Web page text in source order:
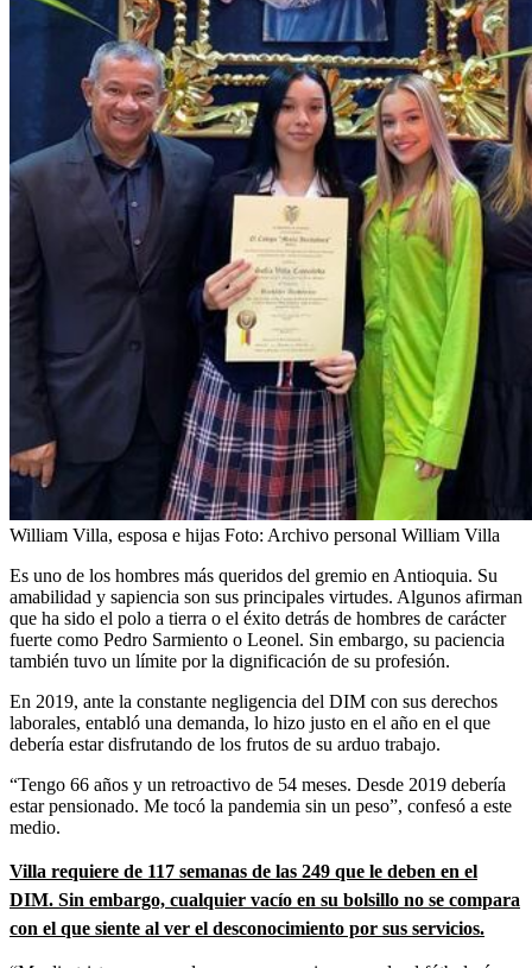
William Villa, esposa e hijas Foto: Archivo personal William Villa
Es uno de los hombres más queridos del gremio en Antioquia. Su
amabilidad y sapiencia son sus principales virtudes. Algunos afirman
que ha sido el polo a tierra o el éxito detrás de hombres de carácter
fuerte como Pedro Sarmiento o Leonel. Sin embargo, su paciencia
también tuvo un límite por la dignificación de su profesión.
En 2019, ante la constante negligencia del DIM con sus derechos
laborales, entabló una demanda, lo hizo justo en el año en el que
debería estar disfrutando de los frutos de su arduo trabajo.
“Tengo 66 años y un retroactivo de 54 meses. Desde 2019 debería
estar pensionado. Me tocó la pandemia sin un peso”, confesó a este
medio.
Villa requiere de 117 semanas de las 249 que le deben en el
DIM. Sin embargo, cualquier vacío en su bolsillo no se compara
con el que siente al ver el desconocimiento por sus servicios.